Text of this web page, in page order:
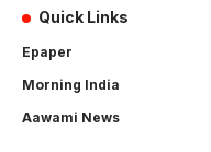
Quick Links
Epaper
Morning India
Aawami News